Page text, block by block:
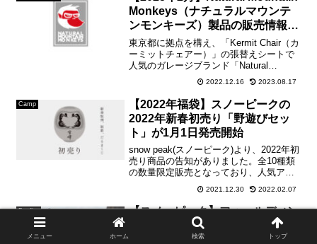
ック）シ...
Monkeys（ナチュラルマウンテ
ンモンキーズ）製品の販売情報に
ついて
東京都に拠点を構え、「Kermit Chair（カ
ーミットチェアー）」の張替えシートで
人気のガレージブランド「Natural
Mountain Monkeys（ナチュラル マウン
テン モンキーズ）」製品についての販売
情報をこちらのブログでま...
2022.12.16 2023.08.17
Camp
【2022年福袋】スノーピークの
2022年新春初売り「野遊びセッ
ト」が1月1日発売開始
snow peak(スノーピーク)より、2022年初
売り商品の告知がありました。全10種類
の数量限定販売となっており、人気アイ
テムがお得に購入できるチャンスです。
出典:snow peak【販売日時】2022年1月1
日(土)10:00~【販売...
2021.12.30 2022.02.07
Bonfire
【スノーピーク】フォールディン
グトーチのバレルやグリップ、ハ
ンドルのカスタム紹介
メニュー ホーム 検索 トップ